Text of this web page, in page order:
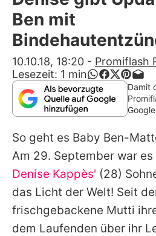
Alle Themen auf
Jobs
App
Team
Redaktionelle
Utiq
Ben mit
10.10.18, 18:20 - Promiflash
Lesezeit: 1 min
Damit
So geht es Baby Ben-
Am 29. September war
Denise Kappès' (28)
das Licht der Welt! Seit
frischgebackene Mutti
dem Laufenden über ihr